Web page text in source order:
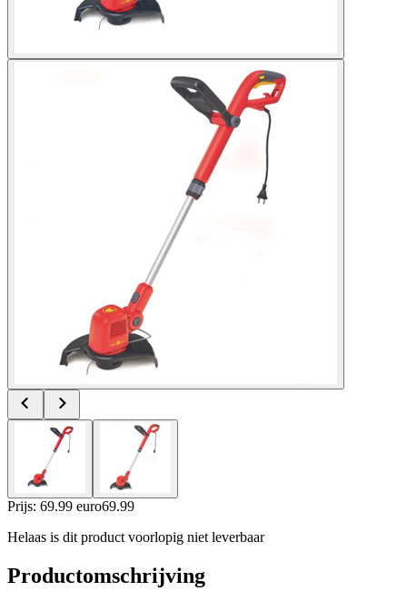
Prijs: 69.99 euro69.99
Helaas is dit product voorlopig niet leverbaar
Productomschrijving